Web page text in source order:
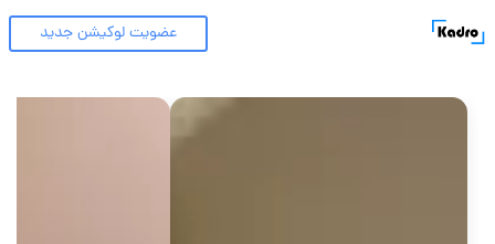
عضویت لوکیشن جدید